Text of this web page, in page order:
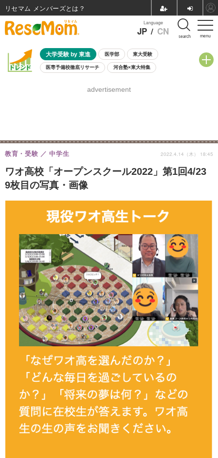
menu
Language
JP / CN search
大学受験 by 東進 医学部 東大受験
医専予備校徹底リサーチ 河合塾×東大特集
8月開催学校説明会・相談会
advertisement
ワオ高校「オープンスクール2022」第1回4/23
9枚目の写真・画像
教育・受験 中学生 2022.4.14（木） 18:45
リセマム メンバーズ